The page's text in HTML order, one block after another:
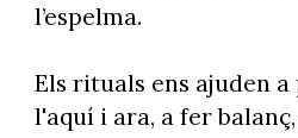
l’espelma.
Els rituals ens ajuden a
l'aquí i ara, a fer